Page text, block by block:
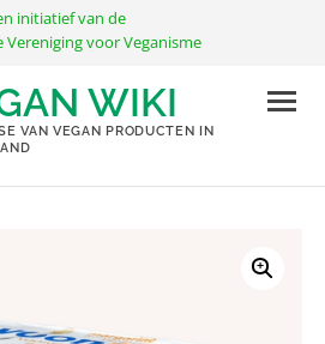
initiatief van de
Vereniging voor Veganisme
WIKI
VAN VEGAN PRODUCTEN IN